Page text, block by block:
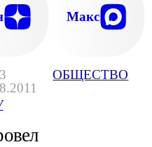
ОБЩЕСТВО
Макс